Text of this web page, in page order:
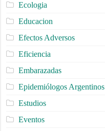
Ecologia
Educacion
Efectos Adversos
Eficiencia
Embarazadas
Epidemiólogos Argentinos
Estudios
Eventos